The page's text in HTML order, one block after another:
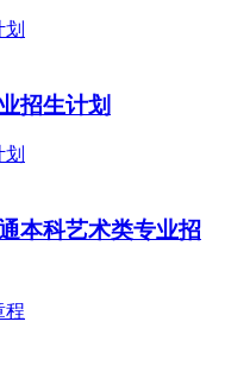
招生计划
本科艺术类专业招